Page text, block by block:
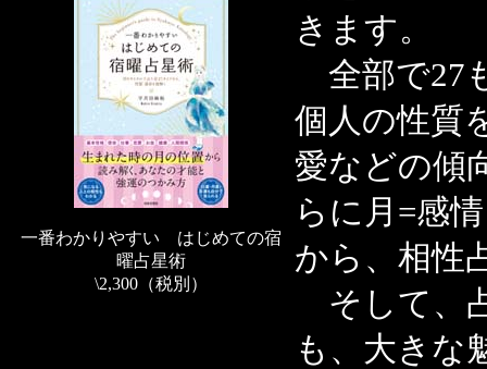
一番わかりやすい はじめての宿
曜占星術
\2,300（税別）
きます。
全部で27
個人の性質
愛などの傾
らに月=感
から、相性
そして、
も、大きな